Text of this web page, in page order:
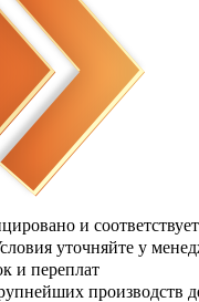
и
уточняйте у
и переплат
производств